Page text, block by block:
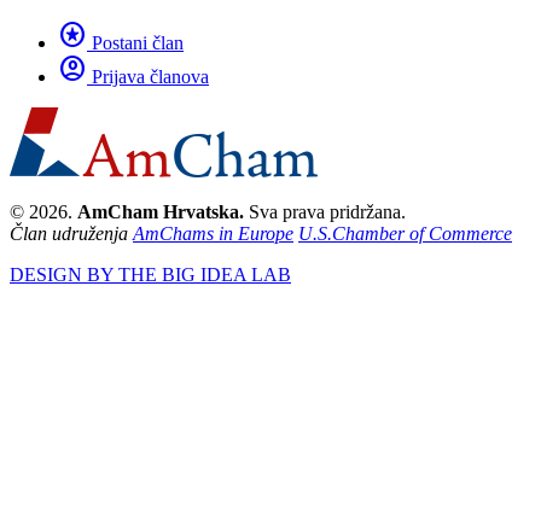
stars Postani član
account_circle Prijava članova
© 2026. AmCham Hrvatska. Sva prava pridržana.
Član udruženja AmChams in Europe U.S.Chamber of Commerce
DESIGN BY THE BIG IDEA LAB